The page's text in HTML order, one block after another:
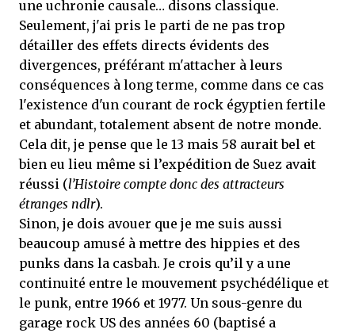
une uchronie causale… disons classique.
Seulement, j'ai pris le parti de ne pas trop
détailler des effets directs évidents des
divergences, préférant m'attacher à leurs
conséquences à long terme, comme dans ce cas
l'existence d'un courant de rock égyptien fertile
et abundant, totalement absent de notre monde.
Cela dit, je pense que le 13 mais 58 aurait bel et
bien eu lieu même si l’expédition de Suez avait
réussi (l’Histoire compte donc des attracteurs
étranges ndlr).
Sinon, je dois avouer que je me suis aussi
beaucoup amusé à mettre des hippies et des
punks dans la casbah. Je crois qu’il y a une
continuité entre le mouvement psychédélique et
le punk, entre 1966 et 1977. Un sous-genre du
garage rock US des années 60 (baptisé a